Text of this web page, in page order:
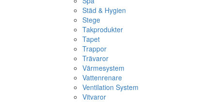
Städ & Hygien
Stege
Takprodukter
Tapet
Trappor
Trävaror
Värmesystem
Vattenrenare
Ventilation System
Vitvaror